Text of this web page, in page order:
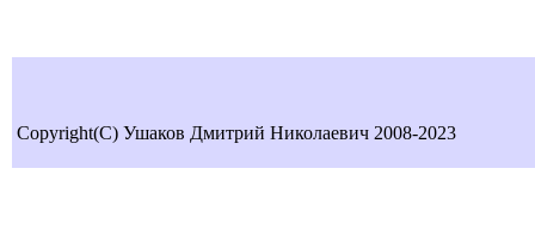
Copyright(C) Ушаков Дмитрий Николаевич 2008-2023